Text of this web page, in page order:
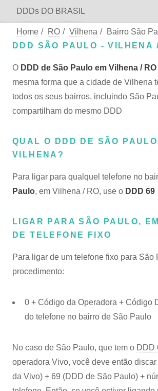
DDDs DO BRASIL
Home / RO / Vilhena /
Bairro São
DDD SÃO PAULO - VILHENA
O DDD de São Paulo em Vilhena / RO
mesma forma que a cidade de Vilhena
todos os seus bairros, incluindo São
compartilham do mesmo DDD
QUAL O DDD DE SÃO PAULO
VILHENA?
Para ligar para qualquel telefone no
Paulo, em Vilhena / RO, use o DDD 69
LIGAR PARA SÃO PAULO,
DE TELEFONE FIXO
Para ligar de um telefone fixo para São
procedimento:
0 + Código da Operadora + Código
do telefone no bairro de São Paulo
No caso de São Paulo, que tem o DDD
operadora Vivo, você deve então
da Vivo) + 69 (DDD de São Paulo) +